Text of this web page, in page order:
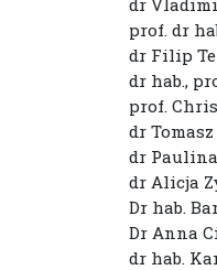
prof. dr
dr Filip
dr hab.,
prof.
dr
dr
dr Alicja
Dr hab.
Dr Anna
dr hab.